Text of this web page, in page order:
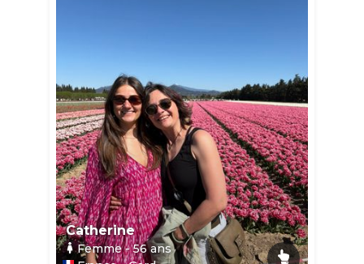
Catherine
Femme- 56ans